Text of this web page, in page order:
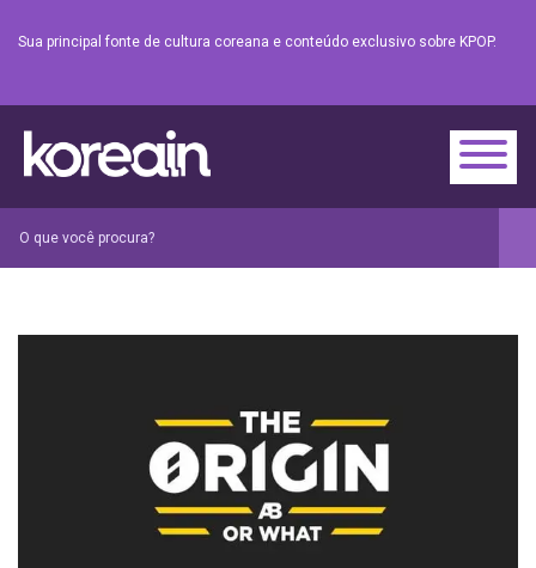
Sua principal fonte de cultura coreana e conteúdo exclusivo sobre KPOP.